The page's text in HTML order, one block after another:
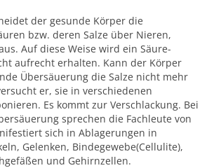
der gesunde Körper die
bzw. deren Salze über Nieren,
Auf diese Weise wird ein Säure-
aufrecht erhalten. Kann der Körper
Übersäuerung die Salze nicht mehr
er, sie in verschiedenen
Es kommt zur Verschlackung. Bei
sprechen die Fachleute von
sich in Ablagerungen in
Gelenken, Bindegewebe(Cellulite),
und Gehirnzellen.